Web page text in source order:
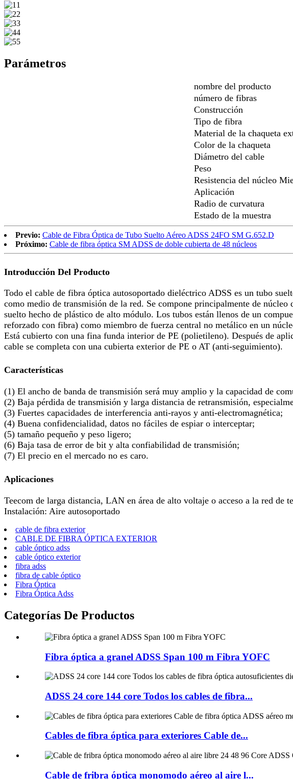
Parámetros
nombre del producto
número de fibras
Construcción
Tipo de fibra
Material de la chaqueta
Color de la chaqueta
Diámetro del cable
Peso
Resistencia del núcleo
Aplicación
Radio de curvatura
Estado de la muestra
Previo: Cable de Fibra Óptica de Tubo Suelto Aéreo ADSS 24FO SM G.652.D
Próximo: Cable de fibra óptica SM ADSS de doble cubierta de 48 núcleos
Introducción Del Producto
Todo el cable de fibra óptica autosoportado dieléctrico ADSS es un tubo
como medio de transmisión de la red. Se compone principalmente de
suelto hecho de plástico de alto módulo. Los tubos están llenos de un
reforzado con fibra) como miembro de fuerza central no metálico en un
Está cubierto con una fina funda interior de PE (polietileno). Después de
cable se completa con una cubierta exterior de PE o AT (anti-seguimiento).
Características
(1) El ancho de banda de transmisión será muy amplio y la capacidad de
(2) Baja pérdida de transmisión y larga distancia de retransmisión,
(3) Fuertes capacidades de interferencia anti-rayos y anti-electromagnética;
(4) Buena confidencialidad, datos no fáciles de espiar o interceptar;
(5) tamaño pequeño y peso ligero;
(6) Baja tasa de error de bit y alta confiabilidad de transmisión;
(7) El precio en el mercado no es caro.
Aplicaciones
Teecom de larga distancia, LAN en área de alto voltaje o acceso a la red de
Instalación: Aire autosoportado
cable de fibra exterior
CABLE DE FIBRA ÓPTICA EXTERIOR
cable óptico adss
cable óptico exterior
fibra adss
fibra de cable óptico
Fibra Óptica
Fibra Óptica Adss
Categorías De Productos
Fibra óptica a granel ADSS Span 100 m Fibra YOFC
ADSS 24 core 144 core Todos los cables de fibra...
Cables de fibra óptica para exteriores Cable de...
Cable de fribra óptica monomodo aéreo al aire l...